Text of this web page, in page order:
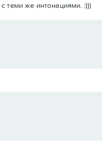
теми же интонациями. :)))